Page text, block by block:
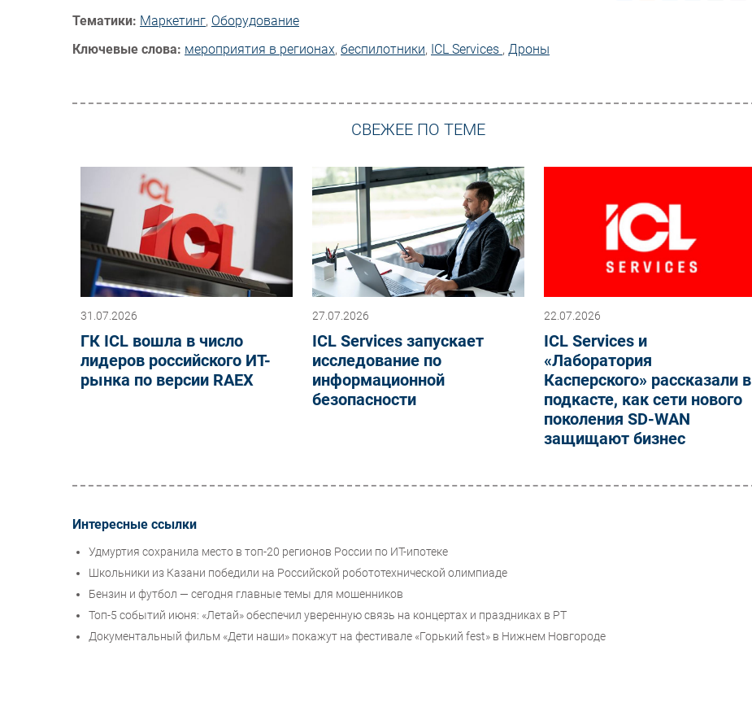
Тематики: Маркетинг, Оборудование
Ключевые слова: мероприятия в регионах, беспилотники, ICL Services , Дроны
СВЕЖЕЕ ПО ТЕМЕ
31.07.2026
ГК ICL вошла в число
лидеров российского ИТ-
рынка по версии RAEX
27.07.2026
ICL Services запускает
исследование по
информационной
безопасности
22.07.2026
ICL Services и
«Лаборатория
Касперского» рассказали в
подкасте, как сети нового
поколения SD-WAN
защищают бизнес
Интересные ссылки
Удмуртия сохранила место в топ-20 регионов России по ИТ-ипотеке
Школьники из Казани победили на Российской робототехнической олимпиаде
Бензин и футбол — сегодня главные темы для мошенников
Топ-5 событий июня: «Летай» обеспечил уверенную связь на концертах и праздниках в РТ
Документальный фильм «Дети наши» покажут на фестивале «Горький fest» в Нижнем Новгороде